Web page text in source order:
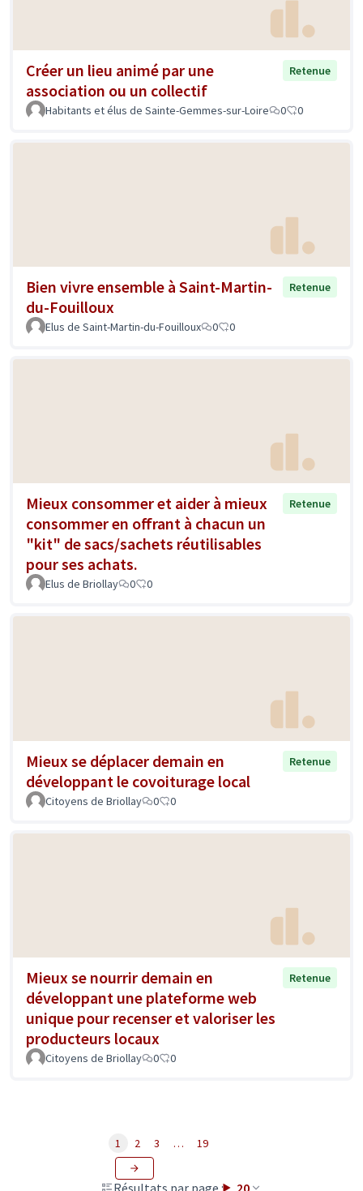
Créer un lieu animé par une
association ou un collectif
Retenue
Habitants et élus de Sainte-Gemmes-sur-Loire 0 0
Bien vivre ensemble à Saint-Martin-
du-Fouilloux
Retenue
Elus de Saint-Martin-du-Fouilloux 0 0
Mieux consommer et aider à mieux
consommer en offrant à chacun un
"kit" de sacs/sachets réutilisables
pour ses achats.
Retenue
Elus de Briollay 0 0
Mieux se déplacer demain en
développant le covoiturage local
Retenue
Citoyens de Briollay 0 0
Mieux se nourrir demain en
développant une plateforme web
unique pour recenser et valoriser les
producteurs locaux
Retenue
Citoyens de Briollay 0 0
Résultats par page : 20
1 2 3 … 19